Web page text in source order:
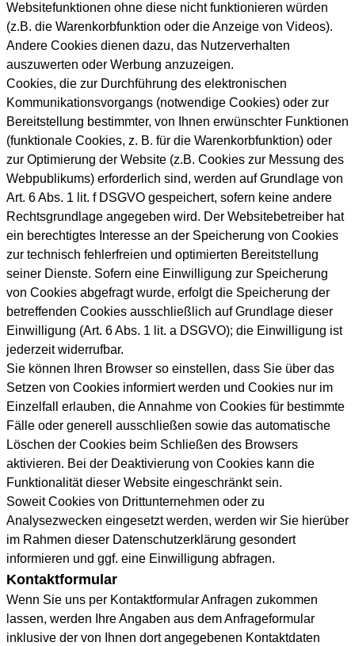
Websitefunktionen ohne diese nicht funktionieren würden
(z.B. die Warenkorbfunktion oder die Anzeige von Videos).
Andere Cookies dienen dazu, das Nutzerverhalten
auszuwerten oder Werbung anzuzeigen.
Cookies, die zur Durchführung des elektronischen
Kommunikationsvorgangs (notwendige Cookies) oder zur
Bereitstellung bestimmter, von Ihnen erwünschter Funktionen
(funktionale Cookies, z. B. für die Warenkorbfunktion) oder
zur Optimierung der Website (z.B. Cookies zur Messung des
Webpublikums) erforderlich sind, werden auf Grundlage von
Art. 6 Abs. 1 lit. f DSGVO gespeichert, sofern keine andere
Rechtsgrundlage angegeben wird. Der Websitebetreiber hat
ein berechtigtes Interesse an der Speicherung von Cookies
zur technisch fehlerfreien und optimierten Bereitstellung
seiner Dienste. Sofern eine Einwilligung zur Speicherung
von Cookies abgefragt wurde, erfolgt die Speicherung der
betreffenden Cookies ausschließlich auf Grundlage dieser
Einwilligung (Art. 6 Abs. 1 lit. a DSGVO); die Einwilligung ist
jederzeit widerrufbar.
Sie können Ihren Browser so einstellen, dass Sie über das
Setzen von Cookies informiert werden und Cookies nur im
Einzelfall erlauben, die Annahme von Cookies für bestimmte
Fälle oder generell ausschließen sowie das automatische
Löschen der Cookies beim Schließen des Browsers
aktivieren. Bei der Deaktivierung von Cookies kann die
Funktionalität dieser Website eingeschränkt sein.
Soweit Cookies von Drittunternehmen oder zu
Analysezwecken eingesetzt werden, werden wir Sie hierüber
im Rahmen dieser Datenschutzerklärung gesondert
informieren und ggf. eine Einwilligung abfragen.
Kontaktformular
Wenn Sie uns per Kontaktformular Anfragen zukommen
lassen, werden Ihre Angaben aus dem Anfrageformular
inklusive der von Ihnen dort angegebenen Kontaktdaten